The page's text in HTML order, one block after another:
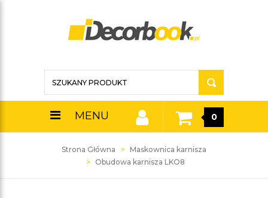
MENU 0
Strona Główna
Maskownica karnisza
Obudowa karnisza LKO8